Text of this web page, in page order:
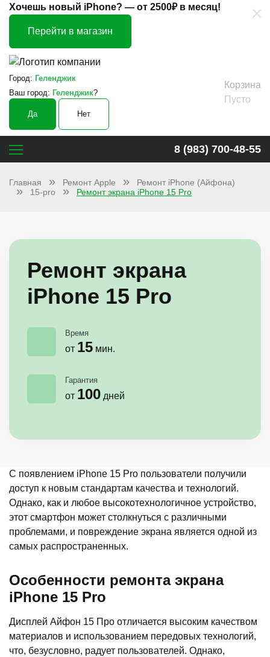
Хочешь новый iPhone? — от 2500₽ в месяц!
Перейти в магазин
Город: Геленджик
Ваш город: Геленджик?
Да Нет
Корзина
Пусто
8 (983) 700-48-55
Главная Ремонт Apple
Ремонт iPhone (Айфона)
15-pro
Ремонт экрана iPhone 15 Pro
Ремонт экрана
iPhone 15 Pro
Время
от 15 мин.
Гарантия
от 100 дней
С появлением iPhone 15 Pro пользователи получили
доступ к новым стандартам качества и технологий.
Однако, как и любое высокотехнологичное устройство,
этот смартфон может столкнуться с различными
проблемами, и повреждение экрана является одной из
самых распространенных.
Особенности ремонта экрана
iPhone 15 Pro
Дисплей Айфон 15 Про отличается высоким качеством
материалов и использованием передовых технологий,
что, безусловно, радует пользователей. Однако,
×